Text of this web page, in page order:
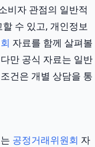
비자 관점의 일반적
수 있고, 개인정보
자료를 함께 살펴볼
만 공식 자료는 일반
건은 개별 상담을 통
공정거래위원회 자